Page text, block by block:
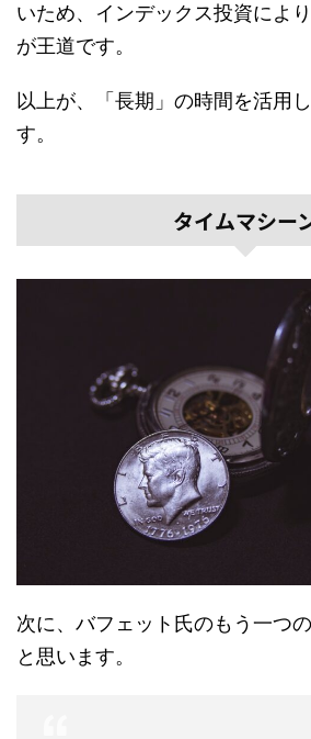
いため、インデックス投資によ
が王道です。
以上が、「長期」の時間を活用
す。
タイムマシー
次に、バフェット氏のもう一つ
と思います。